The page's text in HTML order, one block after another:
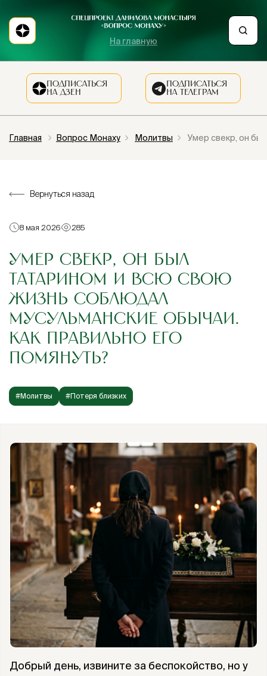
На главную
ПОДПИСАТЬСЯ
НА ДЗЕН
ПОДПИСАТЬСЯ
НА ТЕЛЕГРАМ
Главная Вопрос Монаху Молитвы Умер свекр, он
Вернуться назад
8 мая 2026 285
УМЕР СВЕКР, ОН БЫЛ
ТАТАРИНОМ И ВСЮ СВОЮ
ЖИЗНЬ СОБЛЮДАЛ
МУСУЛЬМАНСКИЕ ОБЫЧАИ.
КАК ПРАВИЛЬНО ЕГО
ПОМЯНУТЬ?
#Молитвы #Потеря близких
Добрый день, извините за беспокойство, но у